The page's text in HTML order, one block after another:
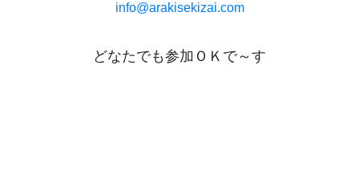
info@arakisekizai.com
どなたでも参加ＯＫで～す